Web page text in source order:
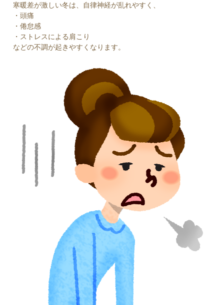
寒暖差が激しい冬は、自律神経が乱れやすく、
・頭痛
・倦怠感
・ストレスによる肩こり
などの不調が起きやすくなります。